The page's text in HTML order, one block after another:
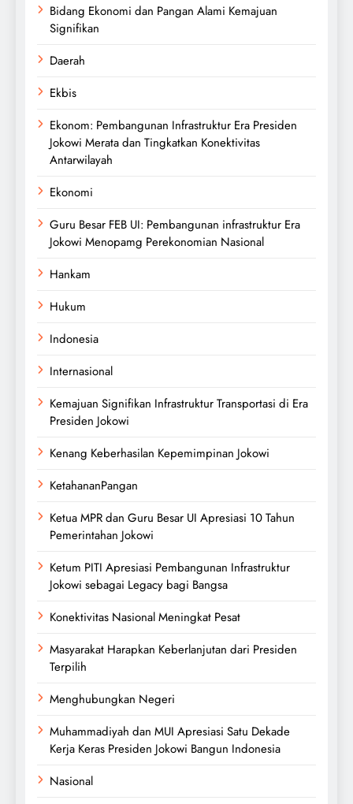
Bidang Ekonomi dan Pangan Alami Kemajuan
Signifikan
Daerah
Ekbis
Ekonom: Pembangunan Infrastruktur Era Presiden
Jokowi Merata dan Tingkatkan Konektivitas
Antarwilayah
Ekonomi
Guru Besar FEB UI: Pembangunan infrastruktur Era
Jokowi Menopamg Perekonomian Nasional
Hankam
Hukum
Indonesia
Internasional
Kemajuan Signifikan Infrastruktur Transportasi di Era
Presiden Jokowi
Kenang Keberhasilan Kepemimpinan Jokowi
KetahananPangan
Ketua MPR dan Guru Besar UI Apresiasi 10 Tahun
Pemerintahan Jokowi
Ketum PITI Apresiasi Pembangunan Infrastruktur
Jokowi sebagai Legacy bagi Bangsa
Konektivitas Nasional Meningkat Pesat
Masyarakat Harapkan Keberlanjutan dari Presiden
Terpilih
Menghubungkan Negeri
Muhammadiyah dan MUI Apresiasi Satu Dekade
Kerja Keras Presiden Jokowi Bangun Indonesia
Nasional